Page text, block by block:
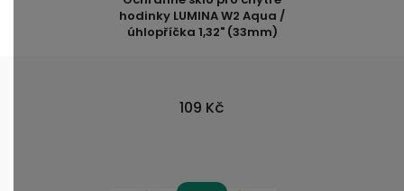
hodinky LUMINA W2 Aqua /
úhlopříčka 1,32" (33mm)
109 Kč